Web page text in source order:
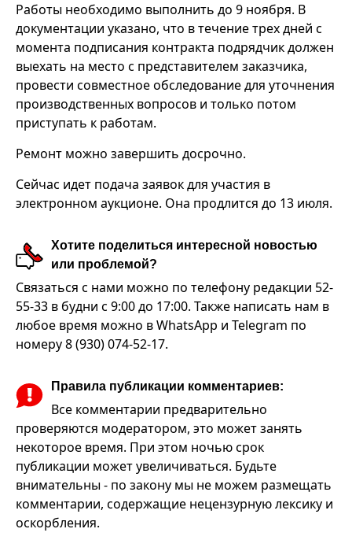
Работы необходимо выполнить до 9 ноября. В
документации указано, что в течение трех дней с
момента подписания контракта подрядчик должен
выехать на место с представителем заказчика,
провести совместное обследование для уточнения
производственных вопросов и только потом
приступать к работам.
Ремонт можно завершить досрочно.
Сейчас идет подача заявок для участия в
электронном аукционе. Она продлится до 13 июля.
Хотите поделиться интересной новостью
или проблемой?
Связаться с нами можно по телефону редакции 52-
55-33 в будни с 9:00 до 17:00. Также написать нам в
любое время можно в WhatsApp и Telegram по
номеру 8 (930) 074-52-17.
Правила публикации комментариев:
Все комментарии предварительно
проверяются модератором, это может занять
некоторое время. При этом ночью срок
публикации может увеличиваться. Будьте
внимательны - по закону мы не можем размещать
комментарии, содержащие нецензурную лексику и
оскорбления.